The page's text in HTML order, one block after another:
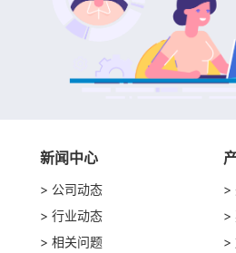
新闻中心
公司动态
行业动态
相关问题